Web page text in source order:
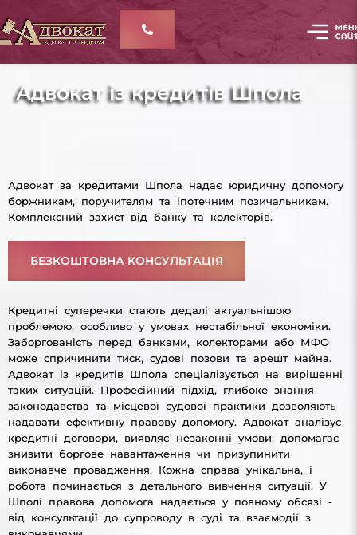
Адвокат із кредитів Шпола
Адвокат за кредитами Шпола надає юридичну допомогу
боржникам, поручителям та іпотечним позичальникам.
Комплексний захист від банку та колекторів.
БЕЗКОШТОВНА КОНСУЛЬТАЦІЯ
Кредитні суперечки стають дедалі актуальнішою
проблемою, особливо у умовах нестабільної економіки.
Заборгованість перед банками, колекторами або МФО
може спричинити тиск, судові позови та арешт майна.
Адвокат із кредитів Шпола спеціалізується на вирішенні
таких ситуацій. Професійний підхід, глибоке знання
законодавства та місцевої судової практики дозволяють
надавати ефективну правову допомогу. Адвокат аналізує
кредитні договори, виявляє незаконні умови, допомагає
знизити боргове навантаження чи призупинити
виконавче провадження. Кожна справа унікальна, і
робота починається з детального вивчення ситуації. У
Шполі правова допомога надається у повному обсязі -
від консультації до супроводу в суді та взаємодії з